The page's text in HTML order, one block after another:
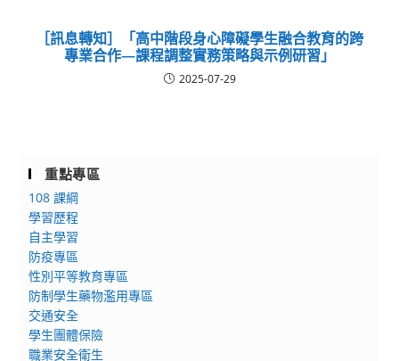
［訊息轉知］「高中階段身心障礙學生融合教育的跨
專業合作—課程調整實務策略與示例研習」
2025-07-29
重點專區
108 課綱
學習歷程
自主學習
防疫專區
性別平等教育專區
防制學生藥物濫用專區
交通安全
學生團體保險
職業安全衛生